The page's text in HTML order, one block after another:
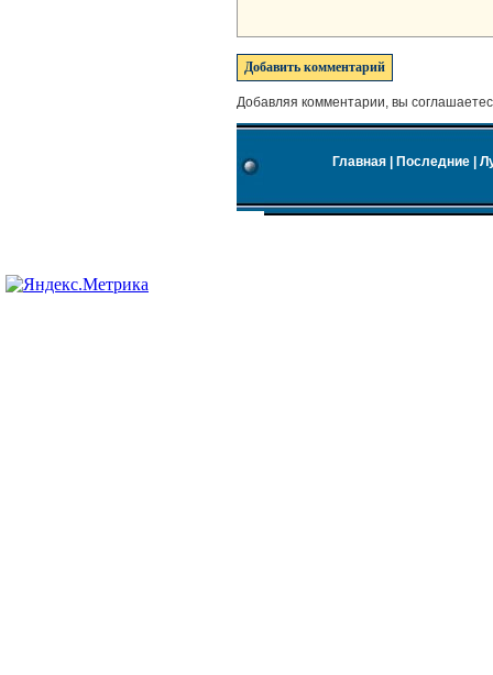
Добавляя комментарии, вы
Главная Последние